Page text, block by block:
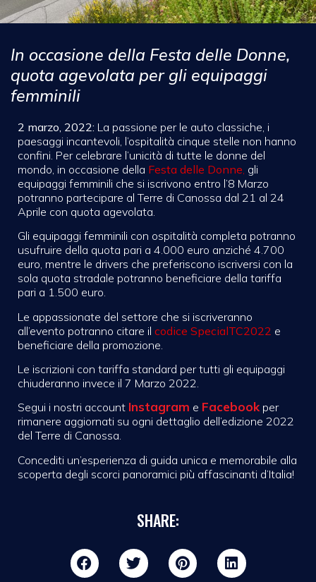
In occasione della Festa delle Donne,
quota agevolata per gli equipaggi
femminili
2 marzo, 2022: La passione per le auto classiche, i
paesaggi incantevoli, l’ospitalità cinque stelle non hanno
confini. Per celebrare l’unicità di tutte le donne del
mondo, in occasione della Festa delle Donne gli
equipaggi femminili che si iscrivono entro l’8 Marzo
potranno partecipare al Terre di Canossa dal 21 al 24
Aprile con quota agevolata.
Gli equipaggi femminili con ospitalità completa potranno
usufruire della quota pari a 4.000 euro anziché 4.700
euro, mentre le drivers che preferiscono iscriversi con la
sola quota stradale potranno beneficiare della tariffa
pari a 1.500 euro.
Le appassionate del settore che si iscriveranno
all’evento potranno citare il codice SpecialTC2022 e
beneficiare della promozione.
Le iscrizioni con tariffa standard per tutti gli equipaggi
chiuderanno invece il 7 Marzo 2022.
Segui i nostri account Instagram e Facebook per
rimanere aggiornati su ogni dettaglio dell’edizione 2022
del Terre di Canossa.
Concediti un’esperienza di guida unica e memorabile alla
scoperta degli scorci panoramici più affascinanti d’Italia!
SHARE: